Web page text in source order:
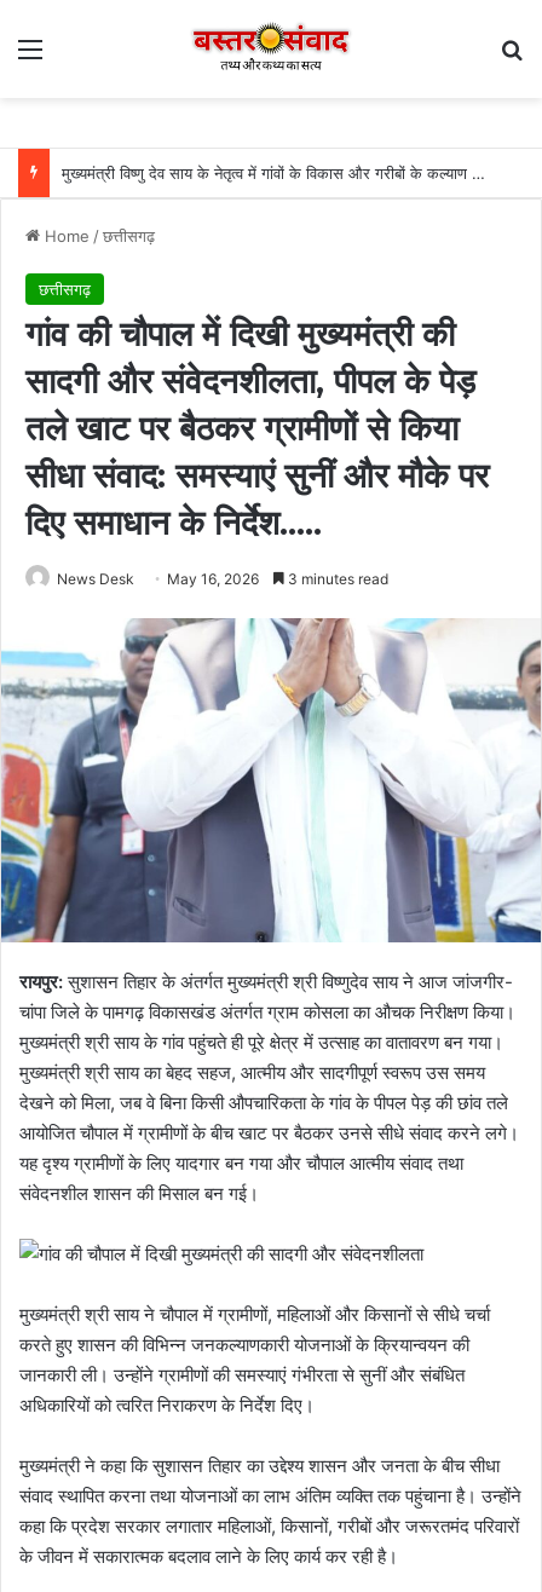
Menu
मुख्यमंत्री विष्णु देव साय के नेतृत्व में गांवों के विकास और गरीबों के कल्याण को प्राथमिकता: वित्त मंत्री ओपी चौधरी….
Home /छत्तीसगढ़
छत्तीसगढ़
गांव की चौपाल में दिखी मुख्यमंत्री की
सादगी और संवेदनशीलता, पीपल के पेड़
तले खाट पर बैठकर ग्रामीणों से किया
सीधा संवाद: समस्याएं सुनीं और मौके पर
दिए समाधान के निर्देश…..
News Desk May 16, 2026 3 minutes read
रायपुर:सुशासन तिहार के अंतर्गत मुख्यमंत्री श्री विष्णुदेव साय ने आज जांजगीर-
चांपा जिले के पामगढ़ विकासखंड अंतर्गत ग्राम कोसला का औचक निरीक्षण किया।
मुख्यमंत्री श्री साय के गांव पहुंचते ही पूरे क्षेत्र में उत्साह का वातावरण बन गया।
मुख्यमंत्री श्री साय का बेहद सहज, आत्मीय और सादगीपूर्ण स्वरूप उस समय
देखने को मिला, जब वे बिना किसी औपचारिकता के गांव के पीपल पेड़ की छांव तले
आयोजित चौपाल में ग्रामीणों के बीच खाट पर बैठकर उनसे सीधे संवाद करने लगे।
यह दृश्य ग्रामीणों के लिए यादगार बन गया और चौपाल आत्मीय संवाद तथा
संवेदनशील शासन की मिसाल बन गई।
मुख्यमंत्री श्री साय ने चौपाल में ग्रामीणों, महिलाओं और किसानों से सीधे चर्चा
करते हुए शासन की विभिन्न जनकल्याणकारी योजनाओं के क्रियान्वयन की
जानकारी ली। उन्होंने ग्रामीणों की समस्याएं गंभीरता से सुनीं और संबंधित
अधिकारियों को त्वरित निराकरण के निर्देश दिए।
मुख्यमंत्री ने कहा कि सुशासन तिहार का उद्देश्य शासन और जनता के बीच सीधा
संवाद स्थापित करना तथा योजनाओं का लाभ अंतिम व्यक्ति तक पहुंचाना है। उन्होंने
कहा कि प्रदेश सरकार लगातार महिलाओं, किसानों, गरीबों और जरूरतमंद परिवारों
के जीवन में सकारात्मक बदलाव लाने के लिए कार्य कर रही है।